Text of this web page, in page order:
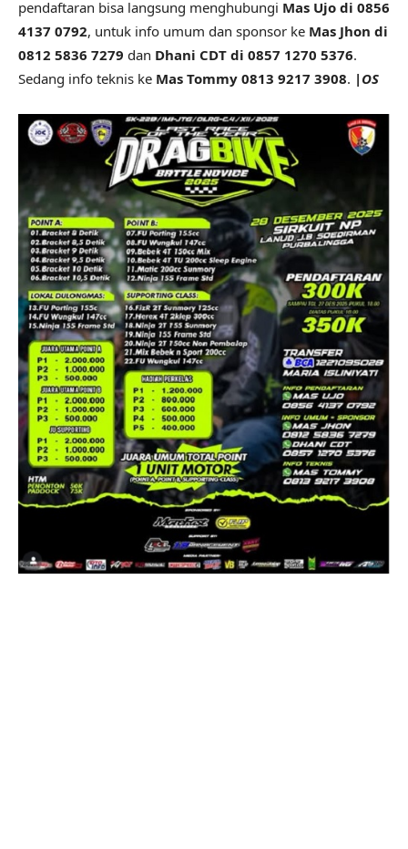
pendaftaran bisa langsung menghubungi Mas Ujo di 0856
4137 0792, untuk info umum dan sponsor ke Mas Jhon di
0812 5836 7279 dan Dhani CDT di 0857 1270 5376.
Sedang info teknis ke Mas Tommy 0813 9217 3908. |OS